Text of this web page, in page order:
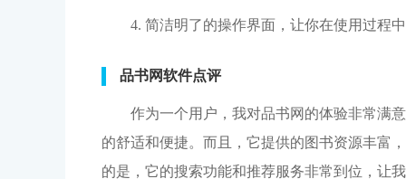
4. 简洁明了的操作界面，让你在使用过程
品书网软件点评
作为一个用户，我对品书网的体验非常满
的舒适和便捷。而且，它提供的图书资源丰富
的是，它的搜索功能和推荐服务非常到位，让